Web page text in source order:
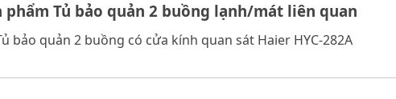
phẩm Tủ bảo quản 2 buồng lạnh/mát liên quan
bảo quản 2 buồng có cửa kính quan sát Haier HYC-282A